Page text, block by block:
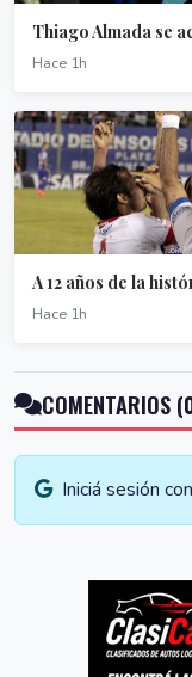
Thiago Almada se
Hace 1h
A 12 años de la
Hace 1h
COMENTARIOS
Iniciá sesión